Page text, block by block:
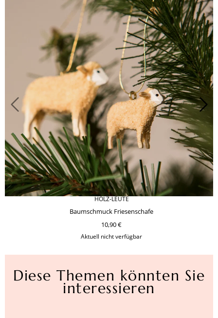
HOLZ-LEUTE
Baumschmuck Friesenschafe
10,90 €
Aktuell nicht verfügbar
Diese Themen könnten Sie
interessieren